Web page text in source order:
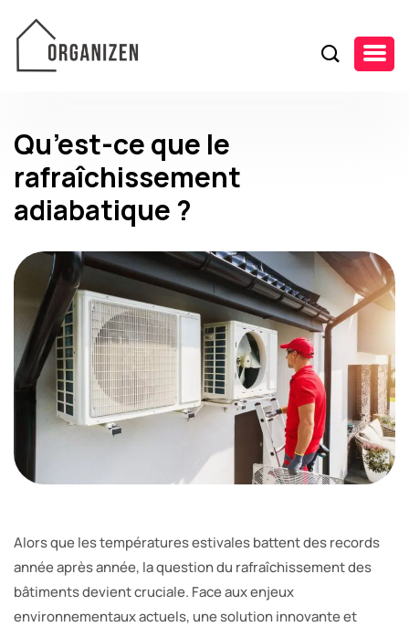
Qu’est-ce que le
rafraîchissement
adiabatique ?
Alors que les températures estivales battent des records
année après année, la question du rafraîchissement des
bâtiments devient cruciale. Face aux enjeux
environnementaux actuels, une solution innovante et